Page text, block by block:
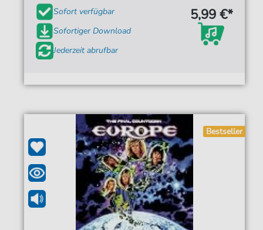
Sofort verfügbar
Sofortiger Download
Jederzeit abrufbar
5,99 €*
Bestseller